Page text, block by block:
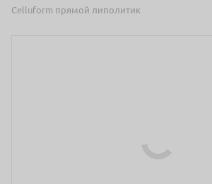
Celluform прямой липолитик